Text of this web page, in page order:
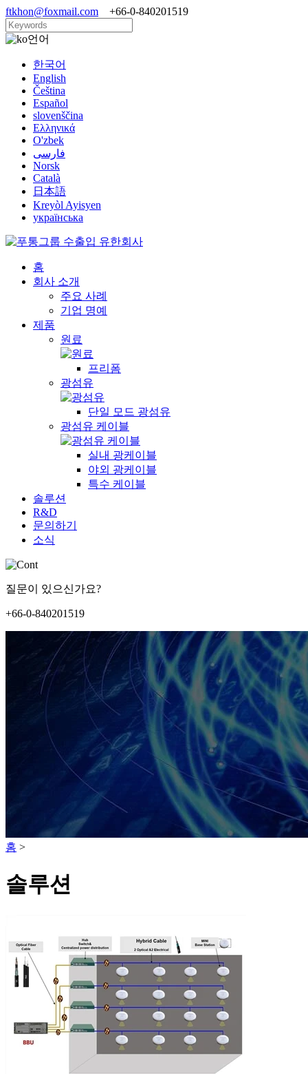
ftkhon@foxmail.com +66-0-840201519
언어
한국어
English
Čeština
Español
slovenščina
Ελληνικά
O'zbek
فارسی
Norsk
Català
日本語
Kreyòl Ayisyen
українська
홈
회사 소개
주요 사례
기업 명예
제품
원료
프리폼
광섬유
단일 모드 광섬유
광섬유 케이블
실내 광케이블
야외 광케이블
특수 케이블
솔루션
R&D
문의하기
소식
질문이 있으신가요?
+66-0-840201519
홈 >
솔루션